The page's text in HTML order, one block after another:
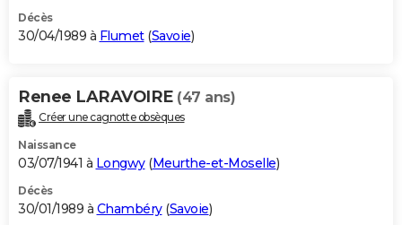
Décès
30/04/1989 à Flumet(Savoie)
Renee LARAVOIRE (47 ans)
Créer une cagnotte obsèques
Naissance
03/07/1941 à Longwy(Meurthe-et-Moselle)
Décès
30/01/1989 à Chambéry(Savoie)